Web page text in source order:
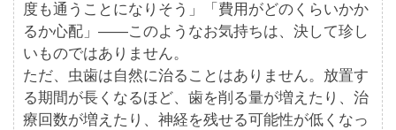
度も通うことになりそう」「費用がどのくらいかか
るか心配」——このようなお気持ちは、決して珍し
いものではありません。
ただ、虫歯は自然に治ることはありません。放置す
る期間が長くなるほど、歯を削る量が増えたり、治
療回数が増えたり、神経を残せる可能性が低くなっ